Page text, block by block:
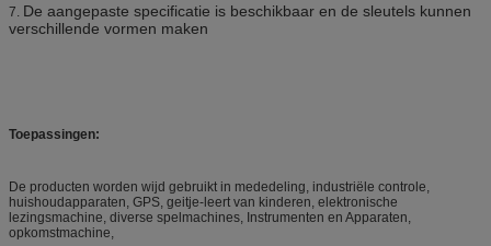
7. De aangepaste specificatie is beschikbaar en de sleutels kunnen
verschillende vormen maken
Toepassingen:
De producten worden wijd gebruikt in mededeling, industriële controle,
huishoudapparaten, GPS, geitje-leert van kinderen, elektronische
lezingsmachine, diverse spelmachines, Instrumenten en Apparaten,
opkomstmachine,